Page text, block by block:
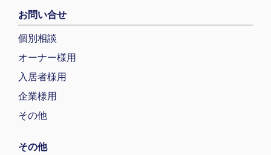
お問い合せ
個別相談
オーナー様用
入居者様用
企業様用
その他
その他